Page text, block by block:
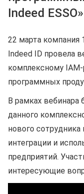
Indeed ESSO»
22 марта компания
Indeed ID провела
комплексному
программных
В рамках вебинара
данного
нового
интеграции и
предприятий.
интересующие